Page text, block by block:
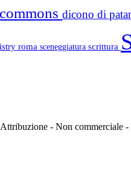
dicono di
roma sceneggiatura scrittura
- Non